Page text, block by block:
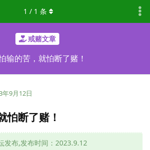
戒赌文章
输的苦，就怕断了赌！
1 / 1 条
年9月12日
怕断了赌！
发布,发布时间：2023.9.12